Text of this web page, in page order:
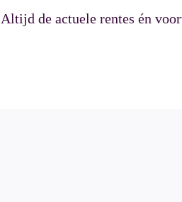
Altijd de actuele rentes én